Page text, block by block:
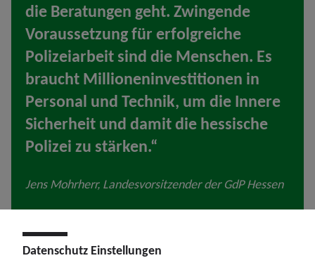
die Beratungen geht. Zwingende
Voraussetzung für erfolgreiche
Polizeiarbeit sind die Menschen. Es
braucht Millioneninvestitionen in
Personal und Technik, um die Innere
Sicherheit und damit die hessische
Polizei zu stärken.“
Jens Mohrherr, Landesvorsitzender der GdP Hessen
Datenschutz Einstellungen